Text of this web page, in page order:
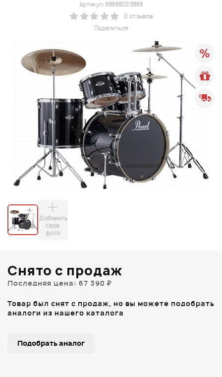
Поделиться
Артикул: 888880018888
0 отзывов
Добавить
свое
фото
Снято с продаж
Последняя цена: 67 390 ₽
Товар был снят с продаж, но вы можете подобрать
аналоги из нашего каталога
Подобрать аналог